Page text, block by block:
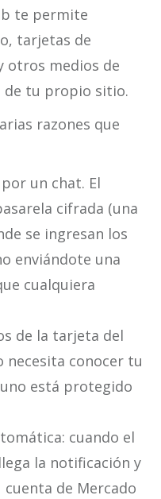
te permite
tarjetas de
otros medios de
de tu propio sitio.
razones que
un chat. El
cifrada (una
se ingresan los
enviándote una
cualquiera
de la tarjeta del
necesita conocer tu
está protegido
cuando el
la notificación y
de Mercado